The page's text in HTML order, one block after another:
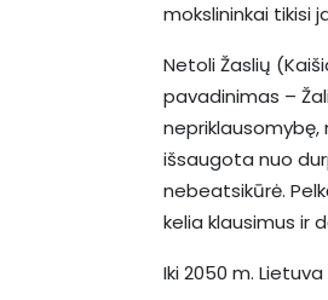
mokslininkai tikisi
Netoli Žaslių
pavadinimas –
išsaugota nuo
nebeatsikūrė.
kelia klausimus ir
Iki 2050 m.